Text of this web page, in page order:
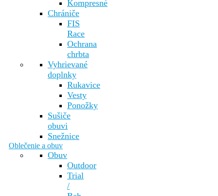
Kompresné
Chrániče
FIS
Race
Ochrana
chrbta
Vyhrievané
doplnky
Rukavice
Vesty
Ponožky
Sušiče
obuvi
Snežnice
Oblečenie a obuv
Obuv
Outdoor
Trial
/